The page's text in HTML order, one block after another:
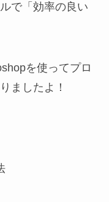
で「効率の良い
を使ってプロ
ましたよ！